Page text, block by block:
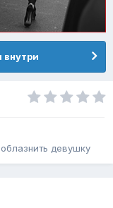
внутри
девушку